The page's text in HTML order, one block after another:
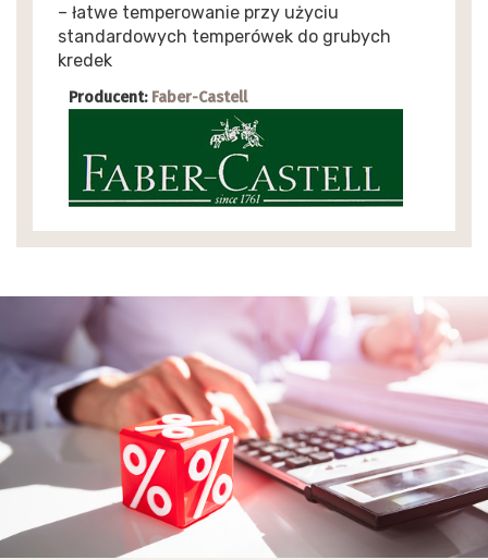
– łatwe temperowanie przy użyciu
standardowych temperówek do grubych
kredek
Producent: Faber-Castell